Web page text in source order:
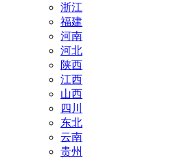
浙江
福建
河南
河北
陕西
江西
山西
四川
东北
云南
贵州